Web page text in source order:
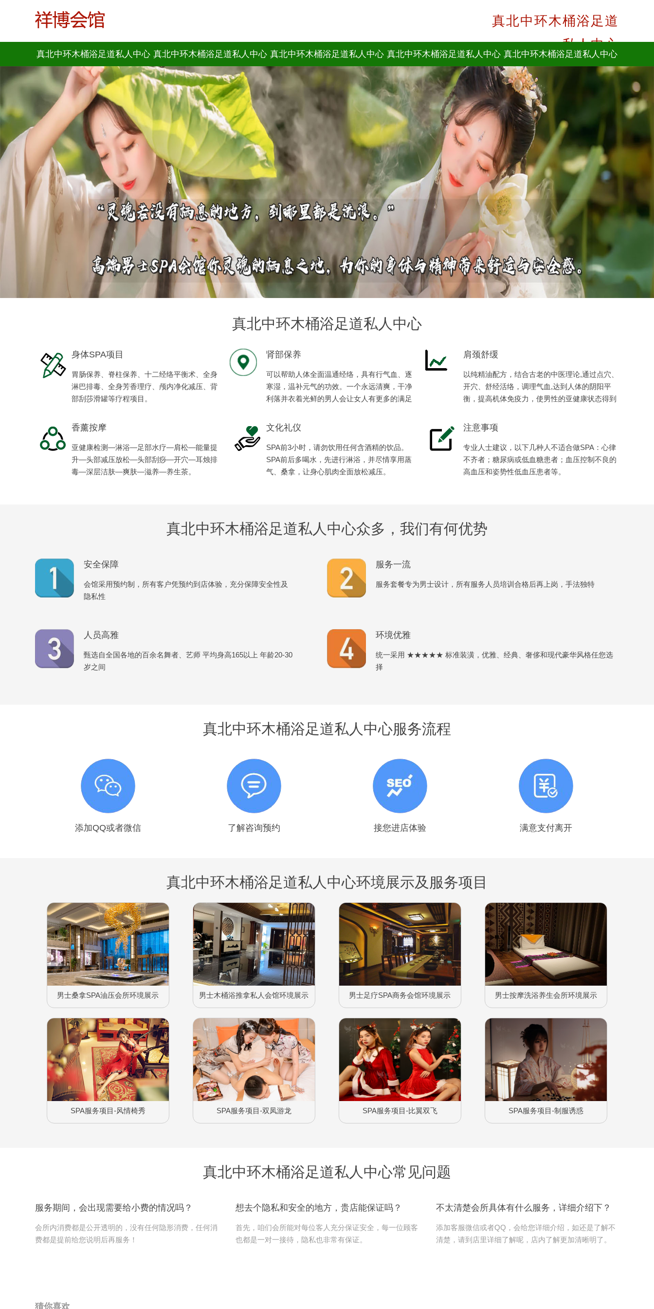
真北中环木桶浴足道
私人中心
真北中环木桶浴足道私人中心
首页
真北中环木桶浴足道私人中心
项目
真北中环木桶浴足道私人中心 真北中环木桶浴足道私人中心
价格
真北中环木桶浴足道私人中心
24小时咨询
真北中环木桶浴足道私人中心
身体SPA项目
胃肠保养、脊柱保养、十二经络平衡术、全身
淋巴排毒、全身芳香理疗、颅内净化减压、背
部刮莎滑罐等疗程项目。
肾部保养
可以帮助人体全面温通经络，具有行气血、逐
寒湿，温补元气的功效。一个永远清爽，干净
利落并衣着光鲜的男人会让女人有更多的满足
肩颈舒缓
以纯精油配方，结合古老的中医理论,通过点穴、
开穴、舒经活络，调理气血,达到人体的阴阳平
衡，提高机体免疫力，使男性的亚健康状态得到
香薰按摩
亚健康检测—淋浴—足部水疗—肩松—能量提
升—头部减压放松—头部刮痧—开穴—耳烛排
毒—深层洁肤—爽肤—滋养—养生茶。
文化礼仪
SPA前3小时，请勿饮用任何含酒精的饮品。
SPA前后多喝水，先进行淋浴，并尽情享用蒸
气、桑拿，让身心肌肉全面放松减压。
注意事项
专业人士建议，以下几种人不适合做SPA：心律
不齐者；糖尿病或低血糖患者；血压控制不良的
高血压和姿势性低血压患者等。
真北中环木桶浴足道私人中心众多，我们有何优势
安全保障
会馆采用预约制，所有客户凭预约到店体验，充分保障安全性及
隐私性
服务一流
服务套餐专为男士设计，所有服务人员培训合格后再上岗，手法独特
人员高雅
甄选自全国各地的百余名舞者、艺师 平均身高165以上 年龄20-30
岁之间
环境优雅
统一采用 ★★★★★ 标准装潢，优雅、经典、奢侈和现代豪华风格任您选
择
真北中环木桶浴足道私人中心服务流程
添加QQ或者微信 了解咨询预约 接您进店体验 满意支付离开
真北中环木桶浴足道私人中心环境展示及服务项目
男士桑拿SPA油压会所环境展示 男士木桶浴推拿私人会馆环境展示 男士足疗SPA商务会馆环境展示 男士按摩洗浴养生会所环境展示
SPA服务项目-风情椅秀 SPA服务项目-双凤游龙 SPA服务项目-比翼双飞 SPA服务项目-制服诱惑
真北中环木桶浴足道私人中心常见问题
服务期间，会出现需要给小费的情况吗？
会所内消费都是公开透明的，没有任何隐形消费，任何消
费都是提前给您说明后再服务！
想去个隐私和安全的地方，贵店能保证吗？
首先，咱们会所能对每位客人充分保证安全，每一位顾客
也都是一对一接待，隐私也非常有保证。
不太清楚会所具体有什么服务，详细介绍下？
添加客服微信或者QQ，会给您详细介绍，如还是了解不
清楚，请到店里详细了解呢，店内了解更加清晰明了。
猜你喜欢